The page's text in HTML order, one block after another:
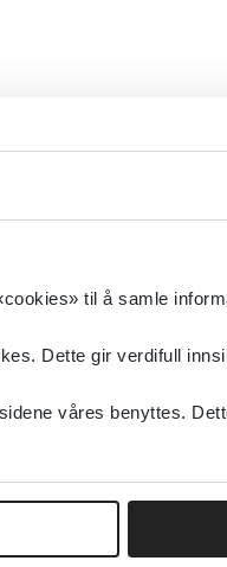
til å samle
Dette gir verdifull
våres benyttes.